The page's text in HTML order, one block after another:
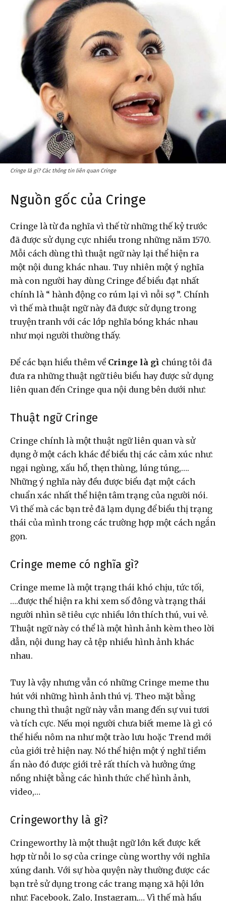
Cringe là gì? Các thông tin liên quan Cringe
Nguồn gốc của Cringe
Cringe là từ đa nghĩa vì thế từ những thế kỷ trước
đã được sử dụng cực nhiều trong những năm 1570.
Mỗi cách dùng thì thuật ngữ này lại thể hiện ra
một nội dung khác nhau. Tuy nhiên một ý nghĩa
mà con người hay dùng Cringe để biểu đạt nhất
chính là “ hành động co rúm lại vì nỗi sợ ”. Chính
vì thế mà thuật ngữ này đã được sử dụng trong
truyện tranh với các lớp nghĩa bóng khác nhau
như mọi người thường thấy.
Để các bạn hiểu thêm về Cringe là gì chúng tôi đã
đưa ra những thuật ngữ tiêu biểu hay được sử dụng
liên quan đến Cringe qua nội dung bên dưới như:
Thuật ngữ Cringe
Cringe chính là một thuật ngữ liên quan và sử
dụng ở một cách khác để biểu thị các cảm xúc như:
ngại ngùng, xấu hổ, thẹn thùng, lúng túng,….
Những ý nghĩa này đều được biểu đạt một cách
chuẩn xác nhất thể hiện tâm trạng của người nói.
Vì thế mà các bạn trẻ đã lạm dụng để biểu thị trạng
thái của mình trong các trường hợp một cách ngắn
gọn.
Cringe meme có nghĩa gì?
Cringe meme là một trạng thái khó chịu, tức tối,
….được thể hiện ra khi xem số đông và trạng thái
người nhìn sẽ tiêu cực nhiều lớn thích thú, vui vẻ.
Thuật ngữ này có thể là một hình ảnh kèm theo lời
dẫn, nội dung hay cả tệp nhiều hình ảnh khác
nhau.
Tuy là vậy nhưng vẫn có những Cringe meme thu
hút với những hình ảnh thú vị. Theo mặt bằng
chung thì thuật ngữ này vẫn mang đến sự vui tươi
và tích cực. Nếu mọi người chưa biết meme là gì có
thể hiểu nôm na như một trào lưu hoặc Trend mới
của giới trẻ hiện nay. Nó thể hiện một ý nghĩ tiềm
ẩn nào đó được giới trẻ rất thích và hưởng ứng
nồng nhiệt bằng các hình thức chế hình ảnh,
video,…
Cringeworthy là gì?
Cringeworthy là một thuật ngữ lớn kết được kết
hợp từ nỗi lo sợ của cringe cùng worthy với nghĩa
xúng danh. Với sự hòa quyện này thường được các
bạn trẻ sử dụng trong các trang mạng xã hội lớn
như: Facebook, Zalo, Instagram,… Vì thế mà hầu